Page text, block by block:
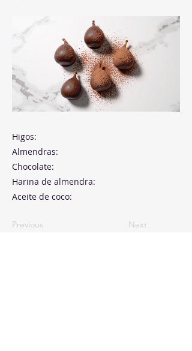
Higos:
Almendras:
Chocolate:
Harina de almendra:
Aceite de coco:
Previous Next